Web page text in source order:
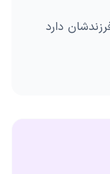
دارد